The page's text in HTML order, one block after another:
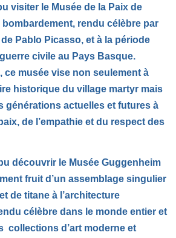
visiter le Musée de la Paix de
rendu célèbre par
Pablo Picasso, et à la période
civile au Pays Basque.
ce musée vise non seulement à
historique du village martyr mais
générations actuelles et futures à
de l’empathie et du respect des
découvrir le Musée Guggenheim
fruit d’un assemblage singulier
de titane à l’architecture
célèbre dans le monde entier et
collections d’art moderne et